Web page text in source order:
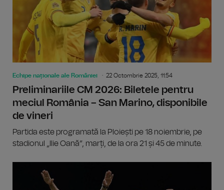
Echipe naționale ale României 22 Octombrie 2025, 11:54
Preliminariile CM 2026: Biletele pentru
meciul România – San Marino, disponibile
de vineri
Partida este programată la Ploiești pe 18 noiembrie, pe
stadionul „Ilie Oană”, marți, de la ora 21 și 45 de minute.